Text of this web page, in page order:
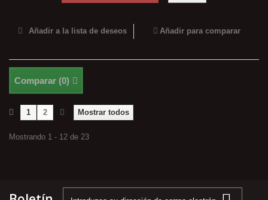
Añadir a la lista de deseos Añadir para comparar
Comparar (0)
Mostrar todos
1 2
Mostrando 1 - 12 de 23